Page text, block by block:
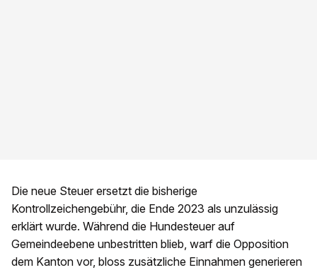
Die neue Steuer ersetzt die bisherige
Kontrollzeichengebühr, die Ende 2023 als unzulässig
erklärt wurde. Während die Hundesteuer auf
Gemeindeebene unbestritten blieb, warf die Opposition
dem Kanton vor, bloss zusätzliche Einnahmen generieren